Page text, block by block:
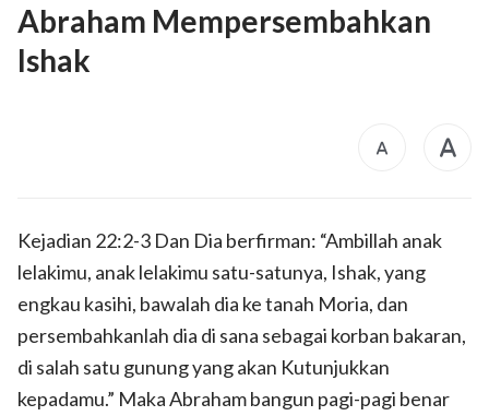
Abraham Mempersembahkan
Ishak
Kejadian 22:2-3 Dan Dia berfirman: “Ambillah anak
lelakimu, anak lelakimu satu-satunya, Ishak, yang
engkau kasihi, bawalah dia ke tanah Moria, dan
persembahkanlah dia di sana sebagai korban bakaran,
di salah satu gunung yang akan Kutunjukkan
kepadamu.” Maka Abraham bangun pagi-pagi benar